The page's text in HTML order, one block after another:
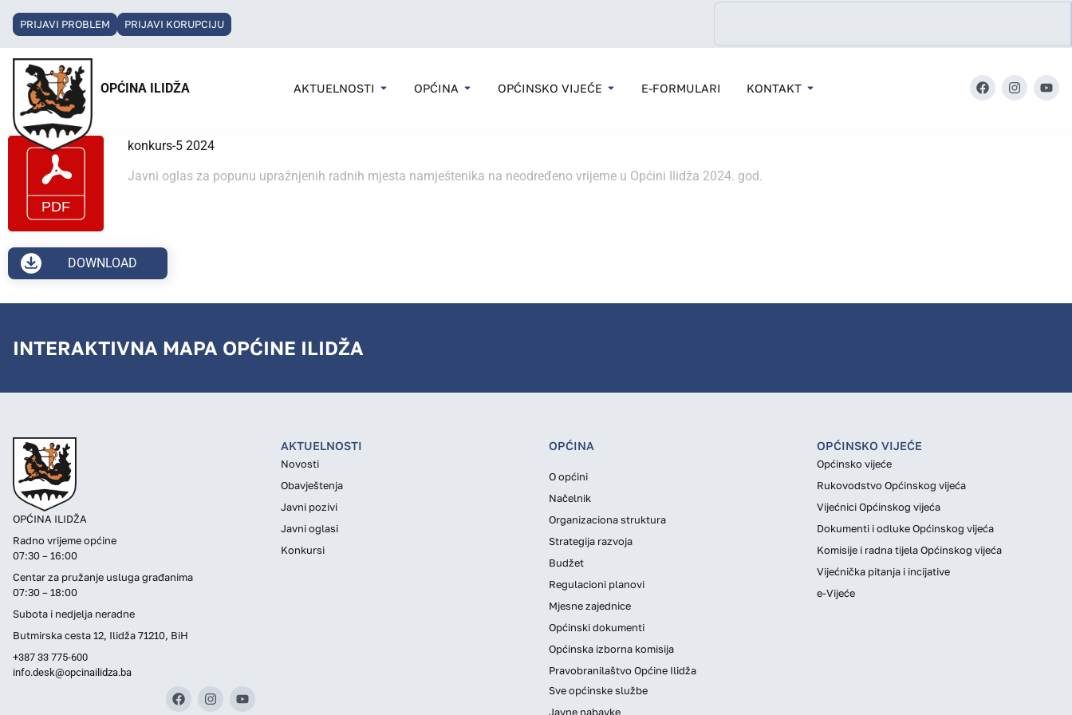
PRIJAVI PROBLEM PRIJAVI KORUPCIJU
OPĆINA ILIDŽA AKTUELNOSTI OPĆINA OPĆINSKO VIJEĆE E-FORMULARI KONTAKT
konkurs-5 2024
Javni oglas za popunu upražnjenih radnih mjesta namještenika na neodređeno vrijeme u Općini Ilidža 2024. god.
DOWNLOAD
INTERAKTIVNA MAPA OPĆINE ILIDŽA
OPĆINA ILIDŽA
Radno vrijeme općine
07:30 – 16:00
Centar za pružanje usluga građanima
07:30 – 18:00
Subota i nedjelja neradne
Butmirska cesta 12, Ilidža 71210, BiH
+387 33 775-600
info.desk@opcinailidza.ba
AKTUELNOSTI
Novosti
Obavještenja
Javni pozivi
Javni oglasi
Konkursi
OPĆINA
O općini
Načelnik
Organizaciona struktura
Strategija razvoja
Budžet
Regulacioni planovi
Mjesne zajednice
Općinski dokumenti
Općinska izborna komisija
Pravobranilaštvo Općine Ilidža
Sve općinske službe
Javne nabavke
OPĆINSKO VIJEĆE
Općinsko vijeće
Rukovodstvo Općinskog vijeća
Vijećnici Općinskog vijeća
Dokumenti i odluke Općinskog vijeća
Komisije i radna tijela Općinskog vijeća
Vijećnička pitanja i incijative
e-Vijeće